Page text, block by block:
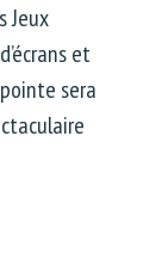
Jeux
et
sera